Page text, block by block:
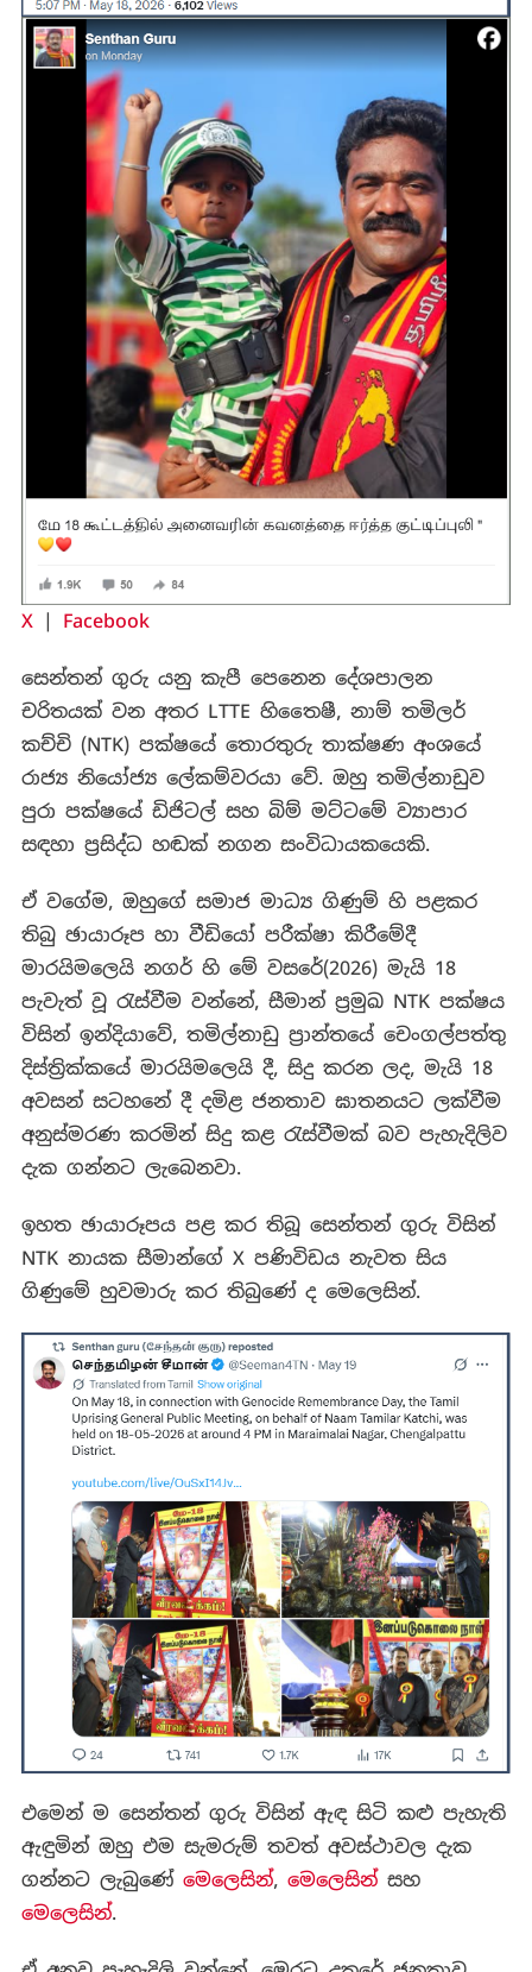
X| Facebook
සෙන්තන් ගුරු යනු කැපී පෙනෙන දේශපාලන
චරිතයක් වන අතර LTTE හිතෛෂී, නාම් තමිලර්
කච්චි (NTK) පක්ෂයේ තොරතුරු තාක්ෂණ අංශයේ
රාජ්‍ය නියෝජ්‍ය ලේකම්වරයා වේ. ඔහු තමිල්නාඩුව
පුරා පක්ෂයේ ඩිජිටල් සහ බිම් මට්ටමේ ව්‍යාපාර
සඳහා ප්‍රසිද්ධ හඬක් නගන සංවිධායකයෙකි.
ඒ වගේම, ඔහුගේ සමාජ මාධ්‍ය ගිණුම් හි පළකර
තිබු ඡායාරූප හා වීඩියෝ පරීක්ෂා කිරීමේදී
මාරයිමලෙයි නගර් හි මේ වසරේ(2026) මැයි 18
පැවැත් වූ රැස්වීම වන්නේ, සීමාන් ප්‍රමුඛ NTK පක්ෂය
විසින් ඉන්දියාවේ, තමිල්නාඩු ප්‍රාන්තයේ චෙංගල්පත්තු
දිස්ත්‍රික්කයේ මාරයිමලෙයි දී, සිදු කරන ලද, මැයි 18
අවසන් සටහනේ දී දමිළ ජනතාව ඝාතනයට ලක්වීම
අනුස්මරණ කරමින් සිදු කළ රැස්වීමක් බව පැහැදිලිව
දැක ගන්නට ලැබෙනවා.
ඉහත ඡායාරූපය පළ කර තිබූ සෙන්තන් ගුරු විසින්
NTK නායක සීමාන්ගේ X පණිවිඩය නැවත සිය
ගිණුමේ හුවමාරු කර තිබුණේ ද මෙලෙසින්.
එමෙන් ම සෙන්තන් ගුරු විසින් ඇඳ සිටි කළු පැහැති
ඇඳුමින් ඔහු එම සැමරුම් තවත් අවස්ථාවල දැක
ගන්නට ලැබුණේ මෙලෙසින්, මෙලෙසින්සහ
මෙලෙසින්.